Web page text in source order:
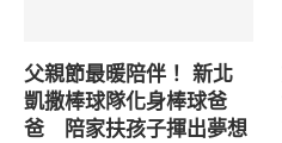
父親節最暖陪伴！ 新北
凱撒棒球隊化身棒球爸
爸 陪家扶孩子揮出夢想